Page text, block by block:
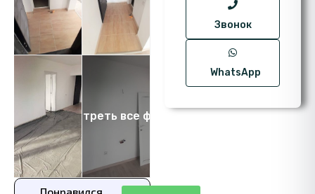
Посмотреть все фото 11
Звонок
WhatsApp